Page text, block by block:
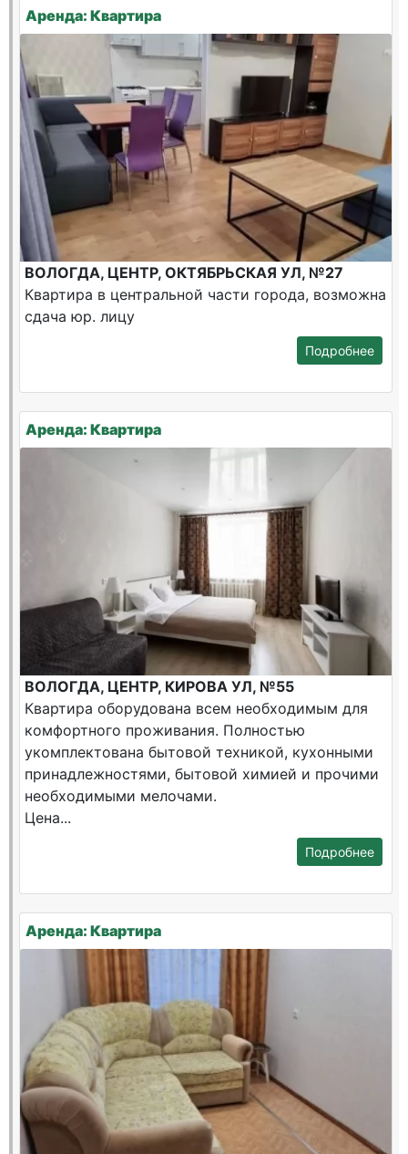
Аренда: Квартира
ВОЛОГДА, ЦЕНТР, ОКТЯБРЬСКАЯ УЛ, №27
Квартира в центральной части города, возможна
сдача юр. лицу
Подробнее
Аренда: Квартира
ВОЛОГДА, ЦЕНТР, КИРОВА УЛ, №55
Квартира оборудована всем необходимым для
комфортного проживания. Полностью
укомплектована бытовой техникой, кухонными
принадлежностями, бытовой химией и прочими
необходимыми мелочами.
Цена...
Подробнее
Аренда: Квартира